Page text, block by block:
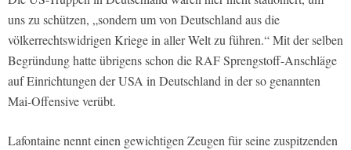
uns zu schützen, „sondern um von Deutschland aus die
völkerrechtswidrigen Kriege in aller Welt zu führen.“ Mit der selben
Begründung hatte übrigens schon die RAF Sprengstoff-Anschläge
auf Einrichtungen der USA in Deutschland in der so genannten
Mai-Offensive verübt.
Lafontaine nennt einen gewichtigen Zeugen für seine zuspitzenden